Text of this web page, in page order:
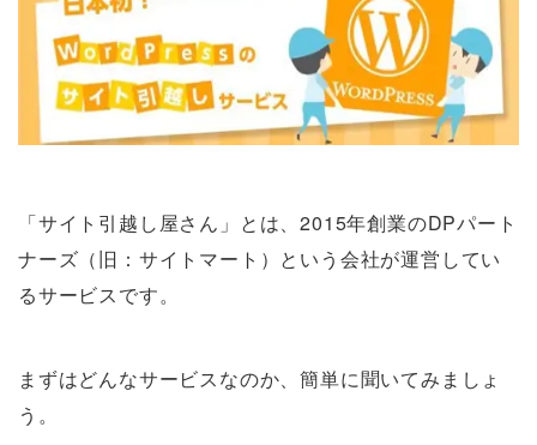
「サイト引越し屋さん」とは、2015年創業のDPパート
ナーズ（旧：サイトマート）という会社が運営してい
るサービスです。
まずはどんなサービスなのか、簡単に聞いてみましょ
う。